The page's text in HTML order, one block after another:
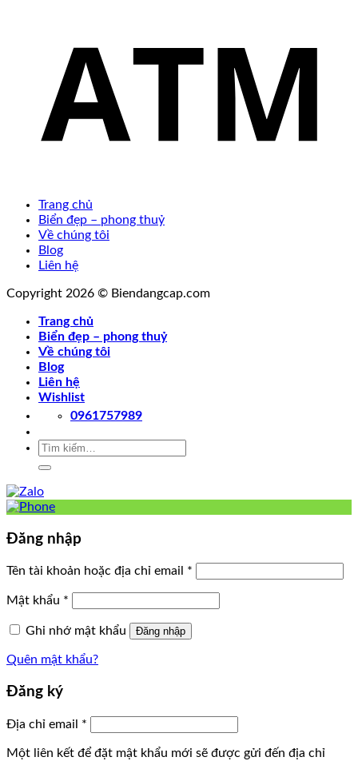
Trang chủ
Biển đẹp – phong thuỷ
Về chúng tôi
Blog
Liên hệ
Copyright 2026 © Biendangcap.com
Trang chủ
Biển đẹp – phong thuỷ
Về chúng tôi
Blog
Liên hệ
Wishlist
0961757989
Tìm
Đăng nhập
Tên tài khoản hoặc địa chỉ email *
Mật khẩu *
Ghi nhớ mật khẩu Đăng nhập
Quên mật khẩu?
Đăng ký
Địa chỉ email *
Một liên kết để đặt mật khẩu mới sẽ được gửi đến địa chỉ